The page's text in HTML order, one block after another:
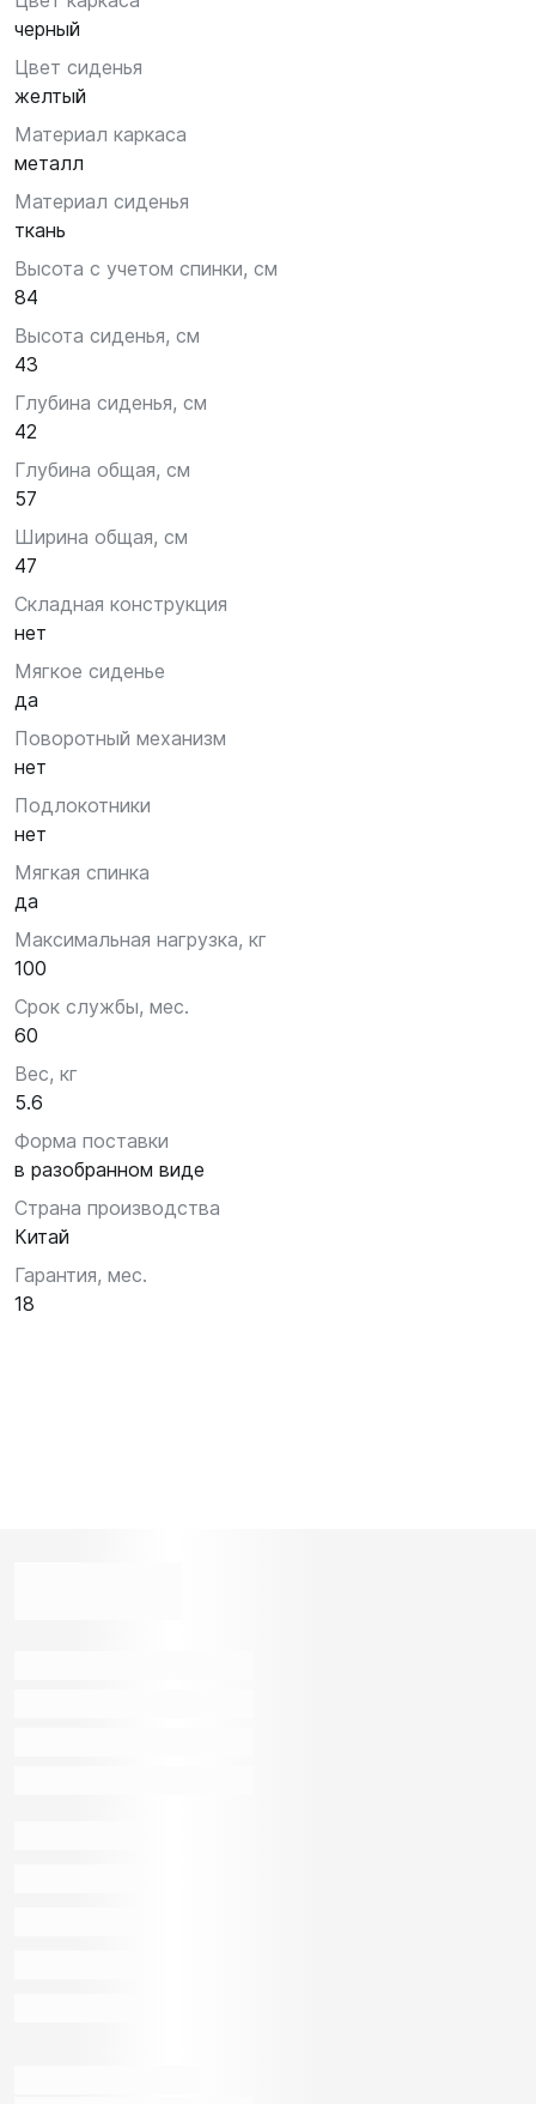
черный
Цвет сиденья
желтый
Материал каркаса
металл
Материал сиденья
ткань
Высота с учетом спинки, см
84
Высота сиденья, см
43
Глубина сиденья, см
42
Глубина общая, см
57
Ширина общая, см
47
Складная конструкция
нет
Мягкое сиденье
да
Поворотный механизм
нет
Подлокотники
нет
Мягкая спинка
да
Максимальная нагрузка, кг
100
Срок службы, мес.
60
Вес, кг
5.6
Форма поставки
в разобранном виде
Страна производства
Китай
Гарантия, мес.
18